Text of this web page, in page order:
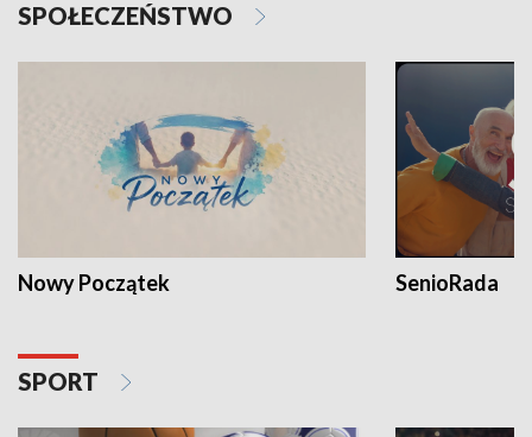
SPOŁECZEŃSTWO
Nowy Początek SenioRada
SPORT